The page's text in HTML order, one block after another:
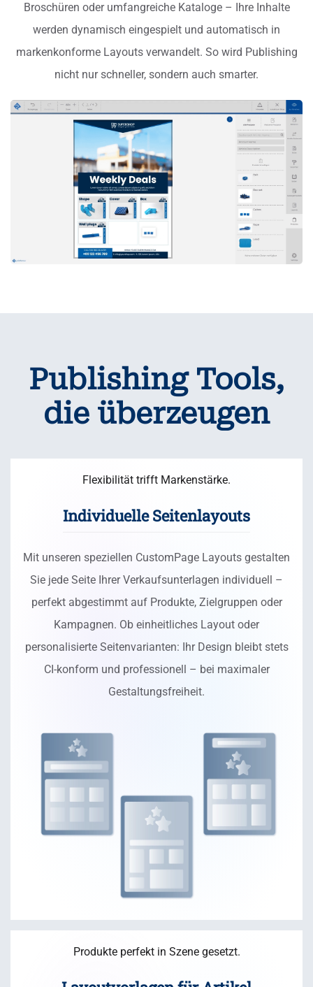
Broschüren oder umfangreiche Kataloge – Ihre Inhalte
werden dynamisch eingespielt und automatisch in
markenkonforme Layouts verwandelt. So wird Publishing
nicht nur schneller, sondern auch smarter.
Publishing Tools,
die überzeugen
Flexibilität trifft Markenstärke.
Individuelle Seitenlayouts
Mit unseren speziellen CustomPage Layouts gestalten
Sie jede Seite Ihrer Verkaufsunterlagen individuell –
perfekt abgestimmt auf Produkte, Zielgruppen oder
Kampagnen. Ob einheitliches Layout oder
personalisierte Seitenvarianten: Ihr Design bleibt stets
CI-konform und professionell – bei maximaler
Gestaltungsfreiheit.
Produkte perfekt in Szene gesetzt.